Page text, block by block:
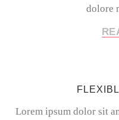
dolore
Lorem ipsum dolor sit